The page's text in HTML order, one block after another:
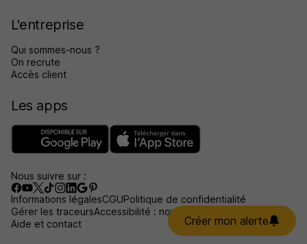
Créer mon alerte
L'entreprise
Qui sommes-nous ?
On recrute
Accès client
Les apps
Nous suivre sur :
Informations légalesCGUPolitique de confidentialité
Gérer les traceursAccessibilité : non conforme
Aide et contact